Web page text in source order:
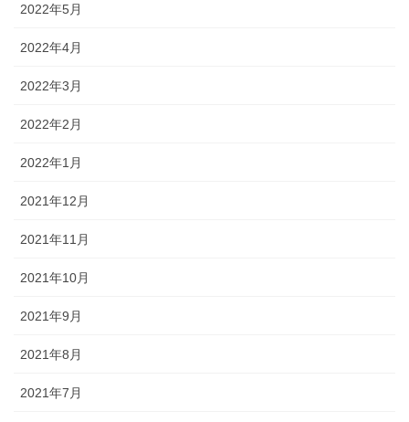
2022年5月
2022年4月
2022年3月
2022年2月
2022年1月
2021年12月
2021年11月
2021年10月
2021年9月
2021年8月
2021年7月